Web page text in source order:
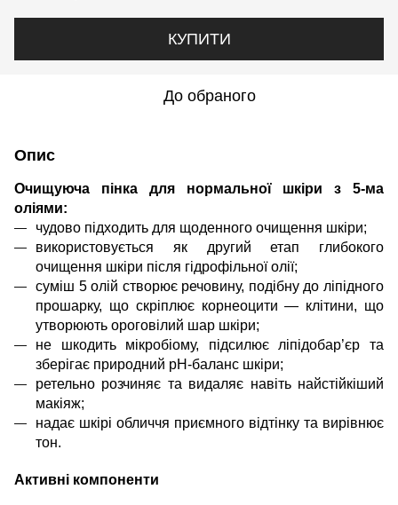
КУПИТИ
До обраного
Опис
Очищуюча пінка для нормальної шкіри з 5-ма
оліями:
чудово підходить для щоденного очищення шкіри;
використовується як другий етап глибокого
очищення шкіри після гідрофільної олії;
суміш 5 олій створює речовину, подібну до ліпідного
прошарку, що скріплює корнеоцити — клітини, що
утворюють ороговілий шар шкіри;
не шкодить мікробіому, підсилює ліпідобар’єр та
зберігає природний pH-баланс шкіри;
ретельно розчиняє та видаляє навіть найстійкіший
макіяж;
надає шкірі обличчя приємного відтінку та вирівнює
тон.
Активні компоненти